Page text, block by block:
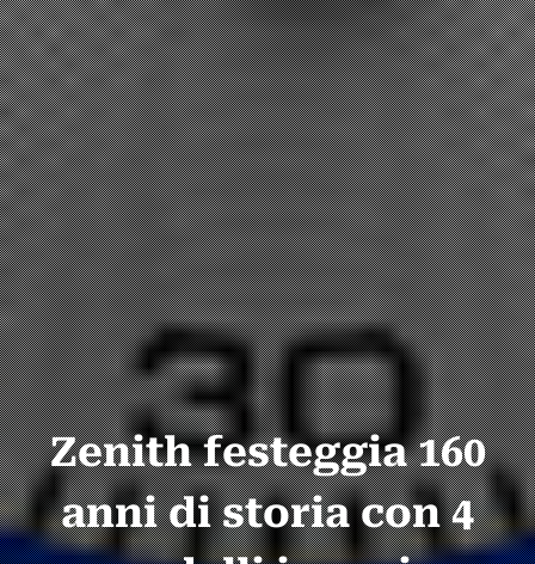
Zenith festeggia 160
anni di storia con 4